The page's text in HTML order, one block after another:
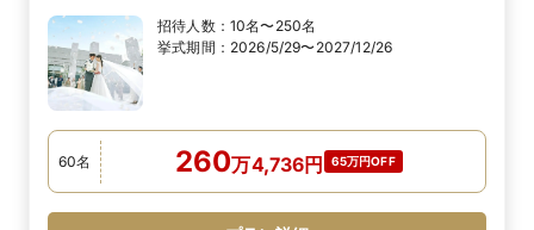
招待人数： 10名〜250名
挙式期間： 2026/5/29〜2027/12/26
60名 260万4,736円 65万円OFF